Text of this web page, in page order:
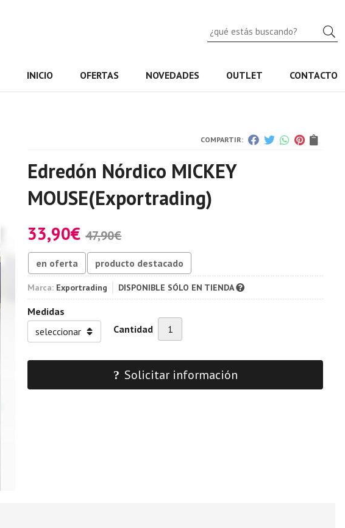
INICIO OFERTAS NOVEDADES OUTLET CONTACTO
COMPARTIR:
Edredón Nórdico MICKEY
MOUSE(Exportrading)
33,90€ 47,90€
en oferta producto destacado
Marca: Exportrading DISPONIBLE SÓLO EN TIENDA
Medidas
Cantidad
Solicitar información